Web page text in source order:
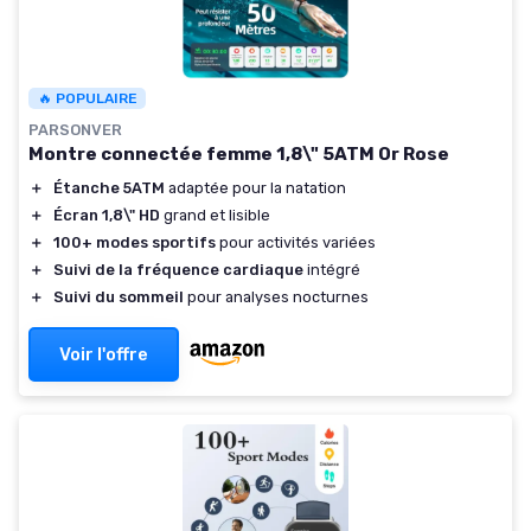
🔥 POPULAIRE
PARSONVER
Montre connectée femme 1,8\" 5ATM Or Rose
＋ Étanche 5ATM adaptée pour la natation
＋
Écran 1,8\" HD grand et lisible
＋
100+ modes sportifs pour activités variées
＋
Suivi de la fréquence cardiaque intégré
＋
Suivi du sommeil pour analyses nocturnes
Voir l'offre